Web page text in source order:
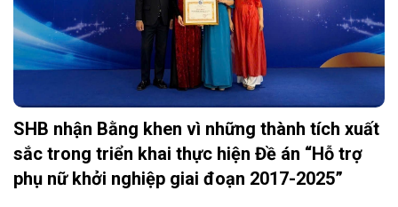
SHB nhận Bằng khen vì những thành tích xuất
sắc trong triển khai thực hiện Đề án “Hỗ trợ
phụ nữ khởi nghiệp giai đoạn 2017-2025”